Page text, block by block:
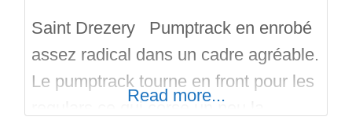
Saint Drezery Pumptrack en enrobé
assez radical dans un cadre agréable.
Le pumptrack tourne en front pour les
regulars ce qui corse un peu la
Read more...